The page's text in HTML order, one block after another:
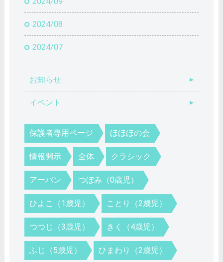
2024/08
2024/07
お知らせ
イベント
保護者専用ページ ほほほの会
情報開示 全体 クラシック
アーバン つぼみ（0歳児）
ひよこ（1歳児） ことり（2歳児）
つつじ（3歳児） きく（4歳児）
ふじ（5歳児） ひまわり（2歳児）